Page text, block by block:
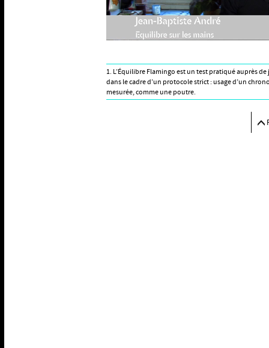
1. L’Équilibre Flamingo est un test pratiqué auprès
dans le cadre d’un protocole strict : usage d’un
mesurée, comme une poutre.